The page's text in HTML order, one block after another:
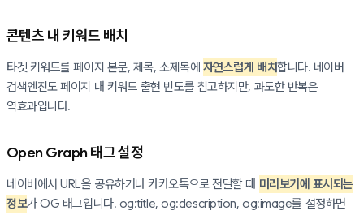
콘텐츠 내 키워드 배치
타겟 키워드를 페이지 본문, 제목, 소제목에 자연스럽게 배치합니다. 네이버
검색엔진도 페이지 내 키워드 출현 빈도를 참고하지만, 과도한 반복은
역효과입니다.
Open Graph 태그 설정
네이버에서 URL을 공유하거나 카카오톡으로 전달할 때 미리보기에 표시되는
정보가 OG 태그입니다. og:title, og:description, og:image를 설정하면